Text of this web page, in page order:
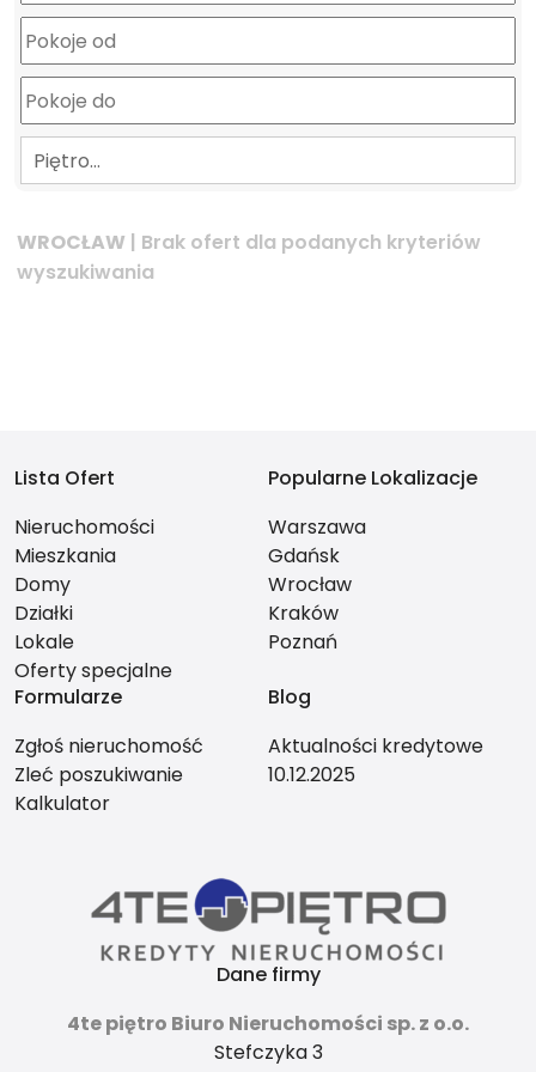
Piętro…
WROCŁAW | Brak ofert dla podanych kryteriów
wyszukiwania
Lista Ofert
Nieruchomości
Mieszkania
Domy
Działki
Lokale
Oferty specjalne
Popularne Lokalizacje
Warszawa
Gdańsk
Wrocław
Kraków
Poznań
Formularze
Zgłoś nieruchomość
Zleć poszukiwanie
Kalkulator
Blog
Aktualności kredytowe
10.12.2025
Dane firmy
4te piętro Biuro Nieruchomości sp. z o.o.
Stefczyka 3